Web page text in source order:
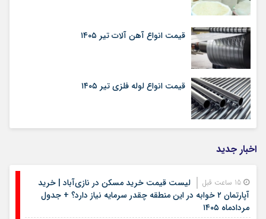
قیمت انواع آهن آلات تیر ۱۴۰۵
قیمت انواع لوله فلزی تیر ۱۴۰۵
اخبار جدید
لیست قیمت خرید مسکن در نازی‌آباد | خرید
آپارتمان ۲ خوابه در این منطقه چقدر سرمایه نیاز دارد؟ + جدول
مردادماه ۱۴۰۵